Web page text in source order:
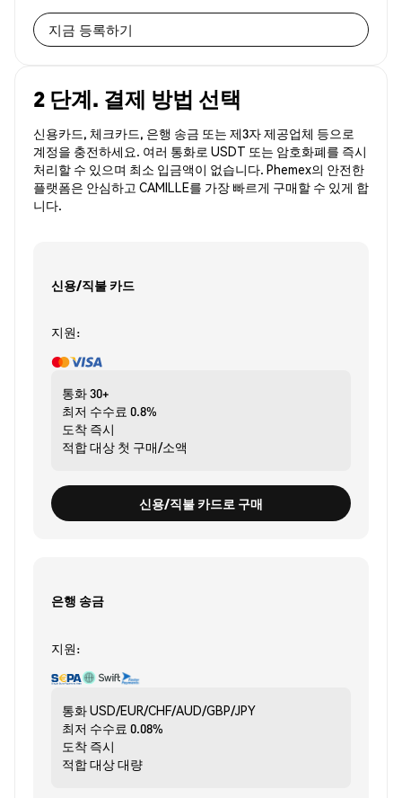
지금 등록하기
2 단계. 결제 방법 선택
신용카드, 체크카드, 은행 송금 또는 제3자 제공업체 등으로
계정을 충전하세요. 여러 통화로 USDT 또는 암호화폐를 즉시
처리할 수 있으며 최소 입금액이 없습니다. Phemex의 안전한
플랫폼은 안심하고 CAMILLE를 가장 빠르게 구매할 수 있게 합
니다.
신용/직불 카드
지원:
통화30+
최저 수수료 0.8%
도착 즉시
적합 대상 첫 구매/소액
신용/직불 카드로 구매
은행 송금
지원:
통화USD/EUR/CHF/AUD/GBP/JPY
최저 수수료 0.08%
도착 즉시
적합 대상대량